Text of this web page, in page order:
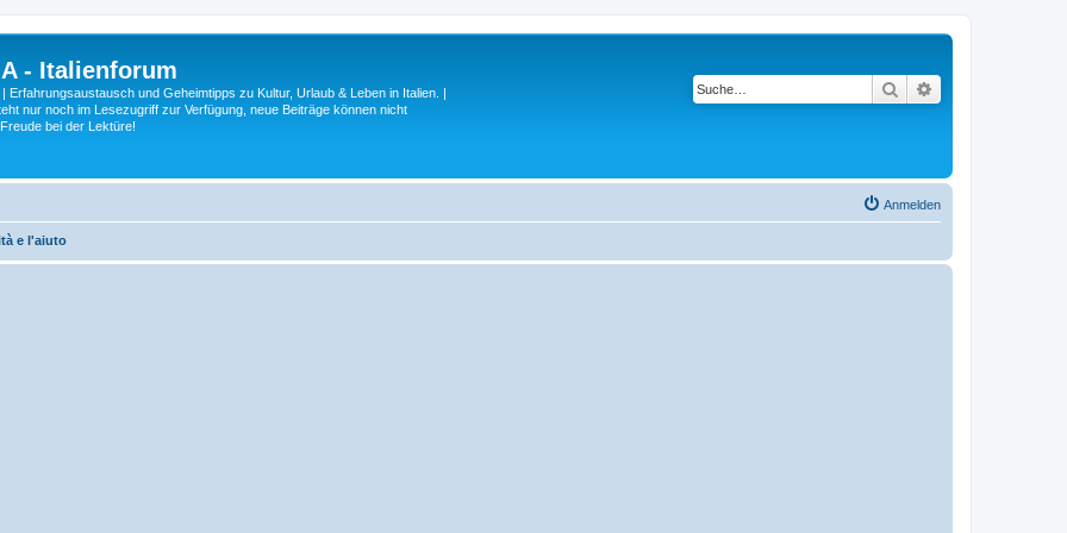
- Italienforum
Erfahrungsaustausch und Geheimtipps zu Kultur, Urlaub & Leben in Italien. |
nur noch im Lesezugriff zur Verfügung, neue Beiträge können nicht
bei der Lektüre!
Suche
Anmelden
e l'aiuto